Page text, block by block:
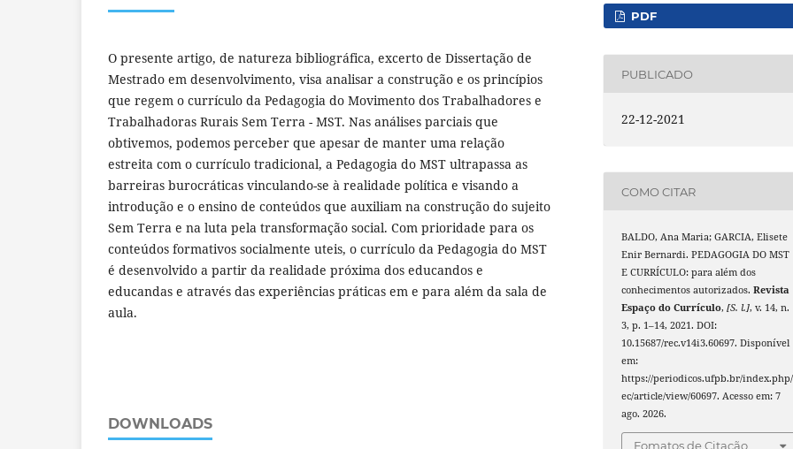
O presente artigo, de natureza bibliográfica, excerto de Dissertação de
Mestrado em desenvolvimento, visa analisar a construção e os princípios
que regem o currículo da Pedagogia do Movimento dos Trabalhadores e
Trabalhadoras Rurais Sem Terra - MST. Nas análises parciais que
obtivemos, podemos perceber que apesar de manter uma relação
estreita com o currículo tradicional, a Pedagogia do MST ultrapassa as
barreiras burocráticas vinculando-se à realidade política e visando a
introdução e o ensino de conteúdos que auxiliam na construção do sujeito
Sem Terra e na luta pela transformação social. Com prioridade para os
conteúdos formativos socialmente uteis, o currículo da Pedagogia do MST
é desenvolvido a partir da realidade próxima dos educandos e
educandas e através das experiências práticas em e para além da sala de
aula.
DOWNLOADS
PDF
PUBLICADO
22-12-2021
COMO CITAR
BALDO, Ana Maria; GARCIA, Elisete
Enir Bernardi. PEDAGOGIA DO MST
E CURRÍCULO: para além dos
conhecimentos autorizados.Revista
Espaço do Currículo,[S. l.], v. 14, n.
3, p. 1–14, 2021. DOI:
10.15687/rec.v14i3.60697. Disponível
em:
https://periodicos.ufpb.br/
ec/article/view/60697. Acesso em: 7
ago. 2026.
Fomatos de Citação